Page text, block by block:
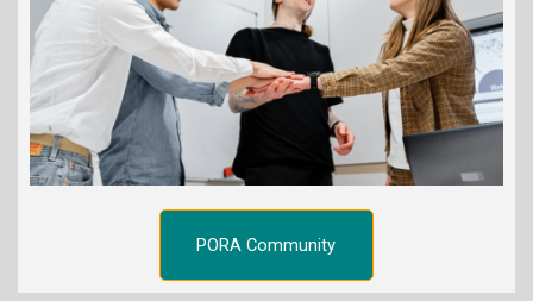
PORA Community